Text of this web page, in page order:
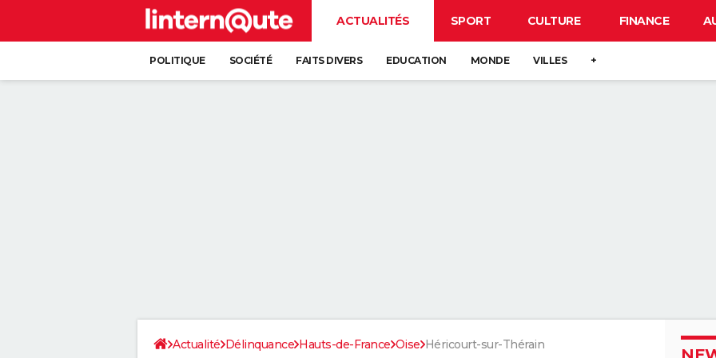
ACTUALITÉS SPORT CULTURE FINANCE
POLITIQUE SOCIÉTÉ FAITS DIVERS EDUCATION MONDE VILLES +
Actualité Délinquance Hauts-de-France Oise Héricourt-sur-Thérain